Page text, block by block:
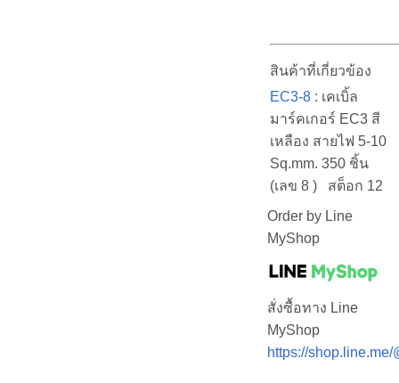
สินค้าที่เกี่ยวข้อง
EC3-8 : เคเบิ้ล
มาร์คเกอร์ EC3 สี
เหลือง สายไฟ 5-10
Sq.mm. 350 ชิ้น
(เลข 8 ) สต็อก 12
Order by Line
MyShop
สั่งซื้อทาง Line
MyShop
https://